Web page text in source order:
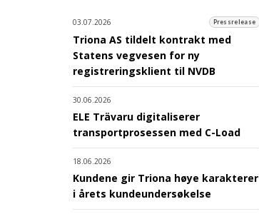
03.07.2026 Pressrelease
Triona AS tildelt kontrakt med
Statens vegvesen for ny
registreringsklient til NVDB
30.06.2026
ELE Trävaru digitaliserer
transportprosessen med C-Load
18.06.2026
Kundene gir Triona høye karakterer
i årets kundeundersøkelse